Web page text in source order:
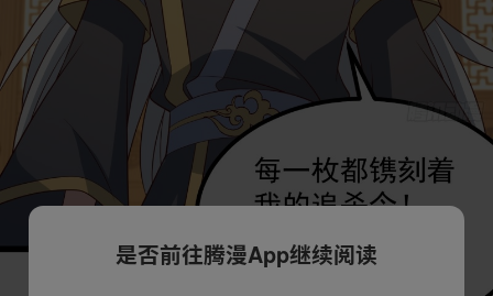
是否前往腾漫App继续阅读